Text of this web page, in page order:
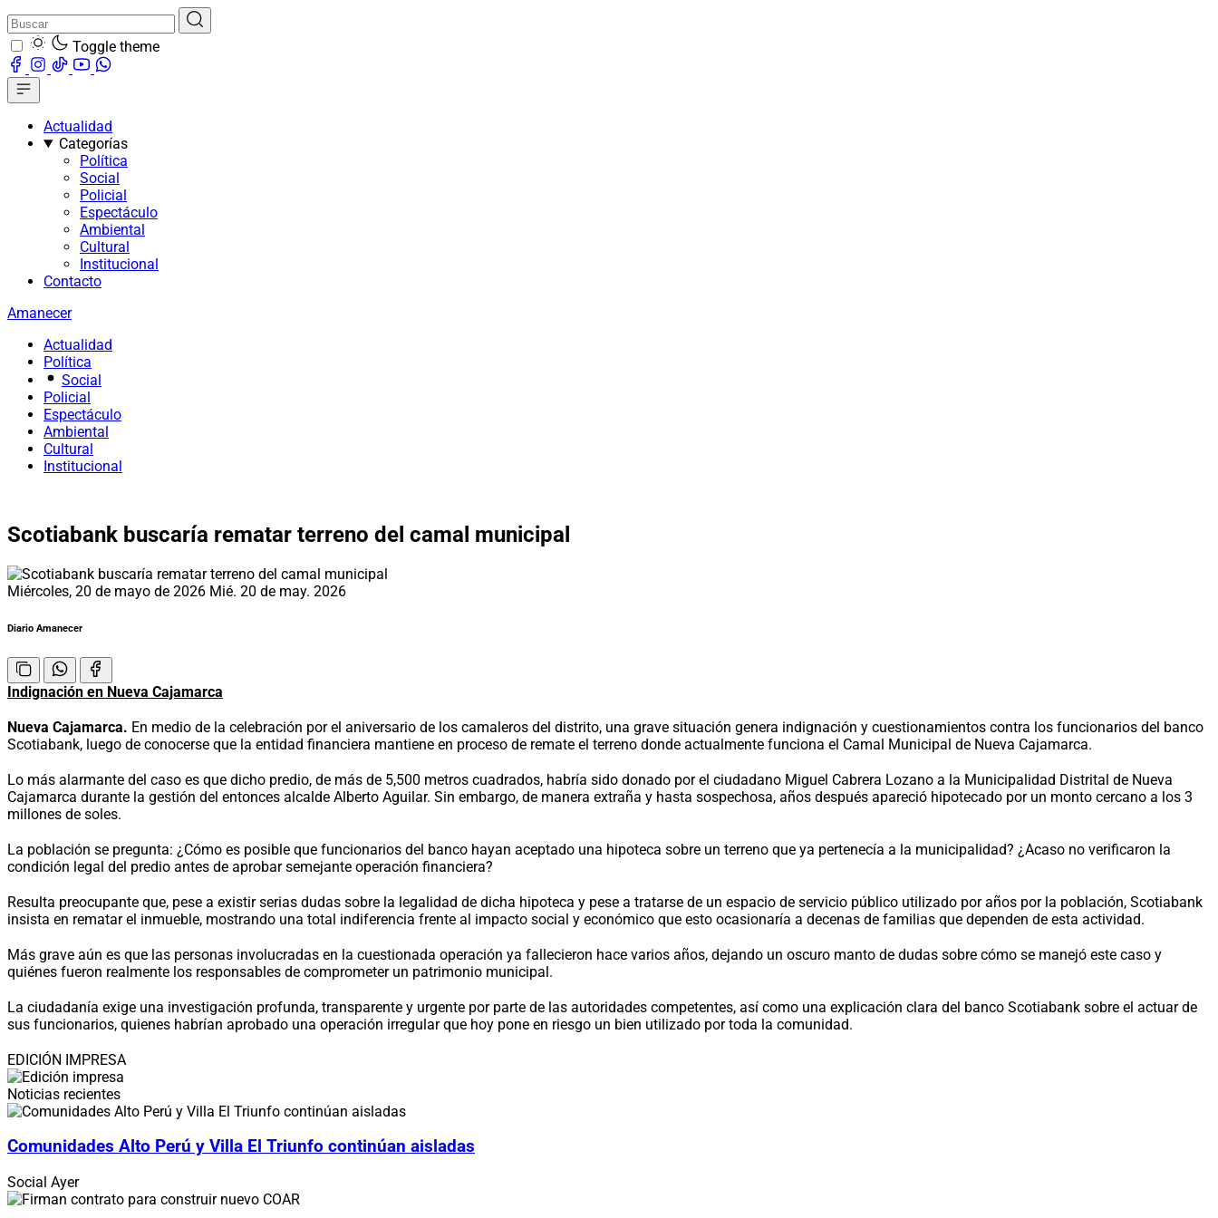
Toggle theme
Actualidad
Categorías
Política
Social
Policial
Espectáculo
Ambiental
Cultural
Institucional
Contacto
Amanecer
Actualidad
Política
Social
Policial
Espectáculo
Ambiental
Cultural
Institucional
Scotiabank buscaría rematar terreno del camal municipal
Miércoles, 20 de mayo de 2026 Mié. 20 de may. 2026
Diario Amanecer
Indignación en Nueva Cajamarca
Nueva Cajamarca. En medio de la celebración por el aniversario de los camaleros del distrito, una grave situación genera indignación y cuestionamientos contra los funcionarios del banco
Scotiabank, luego de conocerse que la entidad financiera mantiene en proceso de remate el terreno donde actualmente funciona el Camal Municipal de Nueva Cajamarca.
Lo más alarmante del caso es que dicho predio, de más de 5,500 metros cuadrados, habría sido donado por el ciudadano Miguel Cabrera Lozano a la Municipalidad Distrital de Nueva
Cajamarca durante la gestión del entonces alcalde Alberto Aguilar. Sin embargo, de manera extraña y hasta sospechosa, años después apareció hipotecado por un monto cercano a los 3
millones de soles.
La población se pregunta: ¿Cómo es posible que funcionarios del banco hayan aceptado una hipoteca sobre un terreno que ya pertenecía a la municipalidad? ¿Acaso no verificaron la
condición legal del predio antes de aprobar semejante operación financiera?
Resulta preocupante que, pese a existir serias dudas sobre la legalidad de dicha hipoteca y pese a tratarse de un espacio de servicio público utilizado por años por la población, Scotiabank
insista en rematar el inmueble, mostrando una total indiferencia frente al impacto social y económico que esto ocasionaría a decenas de familias que dependen de esta actividad.
Más grave aún es que las personas involucradas en la cuestionada operación ya fallecieron hace varios años, dejando un oscuro manto de dudas sobre cómo se manejó este caso y
quiénes fueron realmente los responsables de comprometer un patrimonio municipal.
La ciudadanía exige una investigación profunda, transparente y urgente por parte de las autoridades competentes, así como una explicación clara del banco Scotiabank sobre el actuar de
sus funcionarios, quienes habrían aprobado una operación irregular que hoy pone en riesgo un bien utilizado por toda la comunidad.
EDICIÓN IMPRESA
Noticias recientes
Comunidades Alto Perú y Villa El Triunfo continúan aisladas
Social Ayer